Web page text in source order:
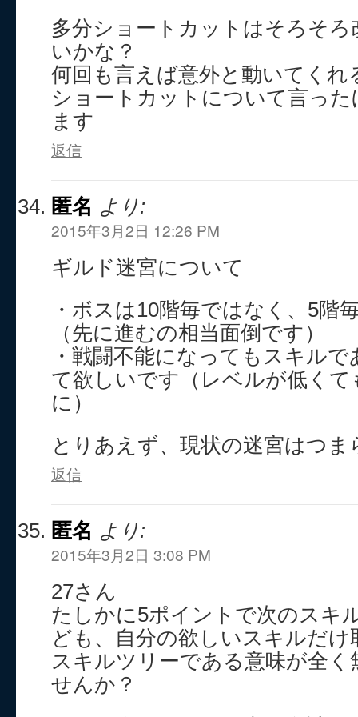
多分ショートカットはそろそ
いかな？
何回も言えば意外と動いてくれ
ショートカットについて言っ
ます
返信
匿名 より:
2015年3月2日 12:26 PM
ギルド迷宮について
・ボスは10階毎ではなく、5階
（先に進むの相当面倒です）
・戦闘不能になってもスキル
て欲しいです（レベルが低くて
に）
とりあえず、現状の迷宮はつま
返信
匿名 より:
2015年3月2日 3:08 PM
27さん
たしかに5ポイントで次のスキ
ども、自分の欲しいスキルだ
スキルツリーである意味が全
せんか？